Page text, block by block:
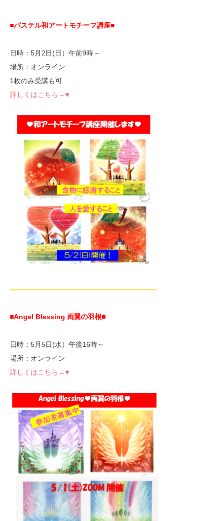
■パステル和アートモチーフ講座■
日時：5月2日(日）午前9時～
場所：オンライン
1枚のみ受講も可
詳しくはこちら→♥
—————————————————————-
■Angel Blessing 両翼の羽根■
日時：5月5日(水）午後16時～
場所：オンライン
詳しくはこちら→♥